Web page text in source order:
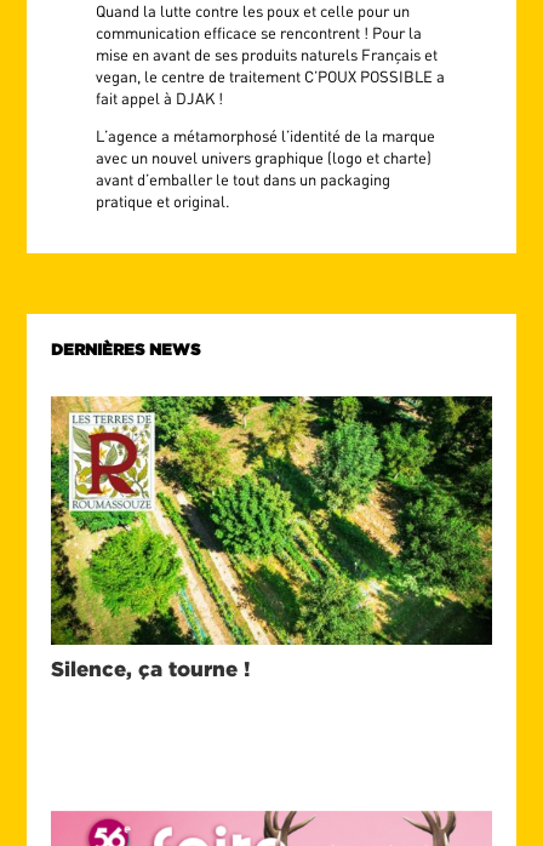
Quand la lutte contre les poux et celle pour un
communication efficace se rencontrent ! Pour la
mise en avant de ses produits naturels Français et
vegan, le centre de traitement C’POUX POSSIBLE a
fait appel à DJAK !
L’agence a métamorphosé l’identité de la marque
avec un nouvel univers graphique (logo et charte)
avant d’emballer le tout dans un packaging
pratique et original.
DERNIÈRES NEWS
Silence, ça tourne !